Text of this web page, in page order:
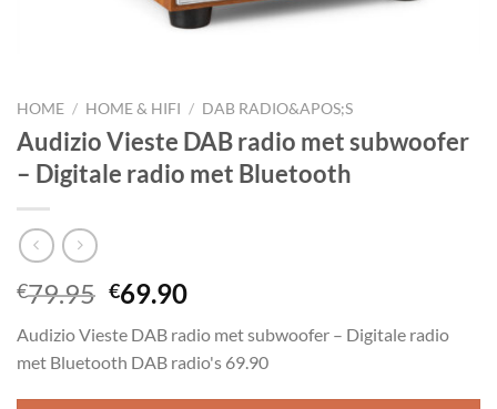
HOME / HOME & HIFI / DAB RADIO&APOS;S
Audizio Vieste DAB radio met subwoofer
– Digitale radio met Bluetooth
€79.95 Oorspronkelijke
was:
€79.95.
€69.90Huidige
is:
€69.90.
Audizio Vieste DAB radio met subwoofer – Digitale radio
met Bluetooth DAB radio's 69.90